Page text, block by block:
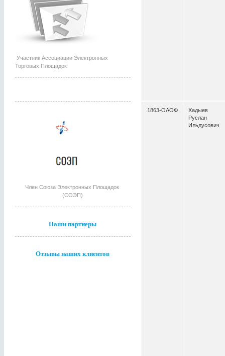
Участник Ассоциации Электронных
Торговых Площадок
Член Союза Электронных Площадок
(СОЭП)
Наши партнеры
Отзывы наших клиентов
1863-ОАОФ
Хадыев
Руслан
Ильдусович